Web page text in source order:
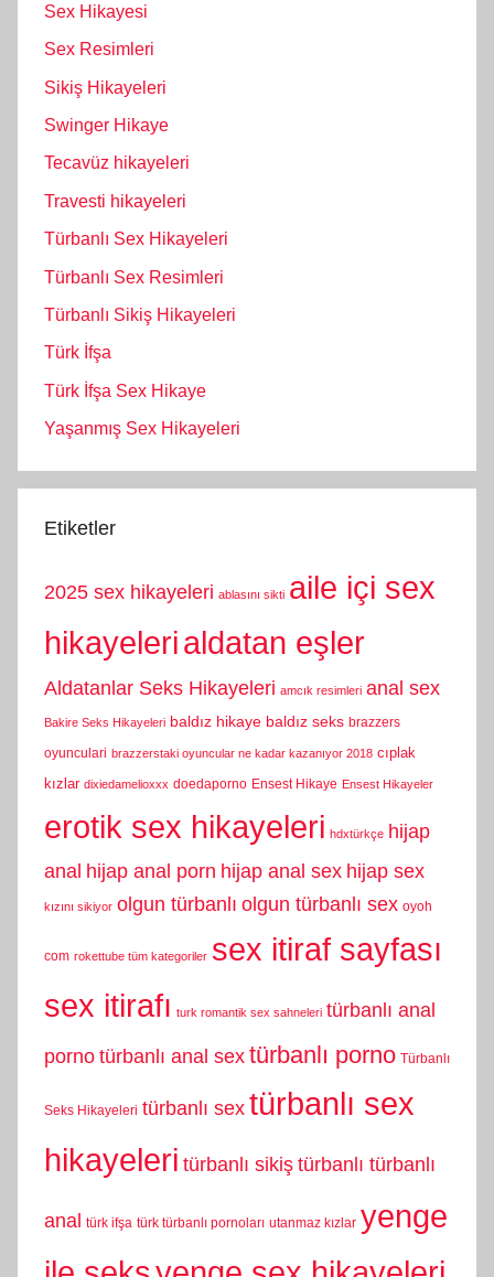
Sex Hikayesi
Sex Resimleri
Sikiş Hikayeleri
Swinger Hikaye
Tecavüz hikayeleri
Travesti hikayeleri
Türbanlı Sex Hikayeleri
Türbanlı Sex Resimleri
Türbanlı Sikiş Hikayeleri
Türk İfşa
Türk İfşa Sex Hikaye
Yaşanmış Sex Hikayeleri
Etiketler
2025 sex hikayeleri ablasını sikti aile içi sex
hikayelerialdatan eşler
Aldatanlar Seks Hikayeleri amcık resimleri anal sex
Bakire Seks Hikayeleri baldız hikaye baldız seks brazzers
oyunculari brazzerstaki oyuncular ne kadar kazanıyor 2018 cıplak
kızlar dixiedamelioxxx doedaporno Ensest Hikaye Ensest Hikayeler
erotik sex hikayeleri hdxtürkçe hijap
anal hijap anal porn hijap anal sex hijap sex
kızını sikiyor olgun türbanlı olgun türbanlı sex oyoh
com rokettube tüm kategoriler sex itiraf sayfası
sex itirafı turk romantik sex sahneleri türbanlı anal
porno türbanlı anal sex türbanlı porno Türbanlı
Seks Hikayeleri türbanlı sex türbanlı sex
hikayeleri türbanlı sikiş türbanlı türbanlı
anal türk ifşa türk türbanlı pornoları utanmaz kızlar yenge